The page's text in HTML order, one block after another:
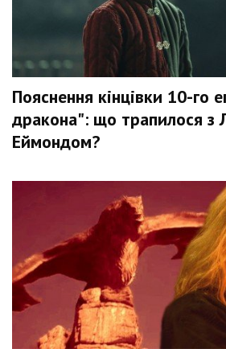
Пояснення кінцівки 10-го
дракона": що трапилося з
Еймондом?